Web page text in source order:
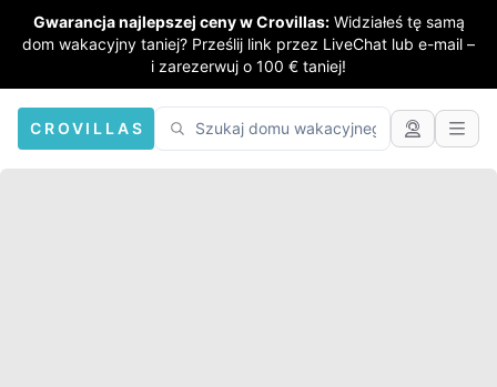
Gwarancja najlepszej ceny w Crovillas: Widziałeś tę samą
dom wakacyjny taniej? Prześlij link przez LiveChat lub e-mail –
i zarezerwuj o 100 € taniej!
CROVILLAS